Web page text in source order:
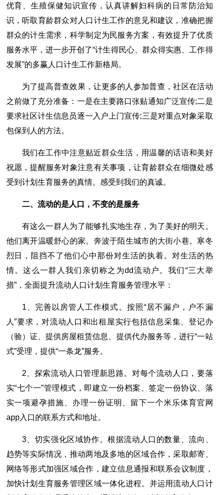
优育、生殖保健知识宣传，认真讲解妇科病的日常防治知
识，听取育龄群众对人口计生工作的意见和建议，准确把握
群众的计生需求，科学制定为民服务方案，有效提升了优质
服务水平，进一步开创了“计生得民心、群众得实惠、工作得
发展”的多赢人口计生工作新格局。
为了提高普查效果，让更多的人参加普查，社区在活动
之前做了充分准备：一是在主要路口张贴通知广泛宣传;二是
要求社区计生信息员逐一入户上门宣传;三是对重点对象采取
包保到人的方法。
我们在工作中注意贴近群众生活，用温馨的话语和美好
祝愿，提醒服务对象注意有关事项，让育龄群众在细微处感
受到计划生育服务的真情。感受到我们的真诚。
二、流动的是人口，不变的是服务
有这么一群人为了能够扎实地生存，为了美好的明天。
他们离开温暖舒心的家。奔波于陌生城市的大街小巷。寒冬
烈日，阻挡不了他们心中那份对生活的执着。对生活的热
情。这么一群人我们亲切称之为dd流动户。我们“三大举
措”，全面提升流动人口计划生育服务管理水平：
1、完善以房管人工作模式。按照“居不漏户，户不漏
人”要求，对流动人口和出租屋实行包括信息采集、登记办
（验）证、提供房屋租赁信息、提供代办服务等，进行“一站
式”受理，提供“一条龙”服务。
2、探索流动人口管理新思路。对每个流动人口，要落
实“七个一”管理模式，即建立一份档案、签定一份协议、落
实一项避孕措施、办理一份证明、留下一个米乐体育官网
app入口的联系方式和地址。
3、切实强化区域协作。根据流动人口的数量、流向、
趋势等实际情况，推动两地及多地的区域合作，采取邮寄、
网络等形式加强区域合作，建立信息通报和联系会议制度，
加快计划生育服务管理区域一体化进程。并运用流动人口计